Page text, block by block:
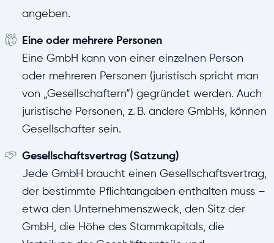
angeben.
Eine oder mehrere Personen
Eine GmbH kann von einer einzelnen Person
oder mehreren Personen (juristisch spricht man
von „Gesellschaftern“) gegründet werden. Auch
juristische Personen, z. B. andere GmbHs, können
Gesellschafter sein.
Gesellschaftsvertrag (Satzung)
Jede GmbH braucht einen Gesellschaftsvertrag,
der bestimmte Pflichtangaben enthalten muss –
etwa den Unternehmenszweck, den Sitz der
GmbH, die Höhe des Stammkapitals, die